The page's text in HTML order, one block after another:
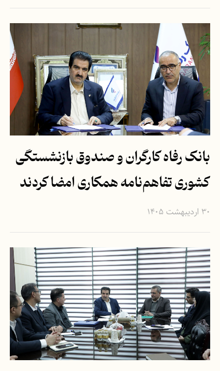
بانک رفاه کارگران و صندوق بازنشستگی
کشوری تفاهم‌نامه همکاری امضا کردند
۳۰ اردیبهشت ۱۴۰۵